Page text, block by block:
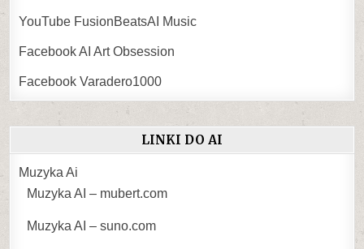
YouTube FusionBeatsAI Music
Facebook AI Art Obsession
Facebook Varadero1000
LINKI DO AI
Muzyka Ai
Muzyka AI – mubert.com
Muzyka AI – suno.com